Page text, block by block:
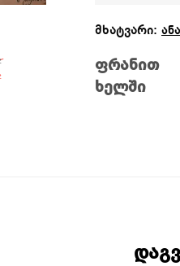
Original price was:
Current price is: 90.00 ₾.
მხატვარი:
ფრანით
ხელში